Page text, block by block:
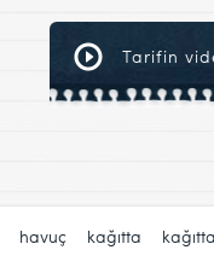
Tarifin
havuç kağıtta